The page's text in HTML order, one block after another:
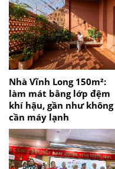
Nhà Vĩnh Long 150m²:
làm mát bằng lớp đệm
khí hậu, gần như không
cần máy lạnh